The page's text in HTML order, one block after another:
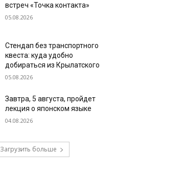
встреч «Точка контакта»
05.08.2026
Стендап без транспортного
квеста: куда удобно
добираться из Крылатского
05.08.2026
Завтра, 5 августа, пройдет
лекция о японском языке
04.08.2026
Загрузить больше